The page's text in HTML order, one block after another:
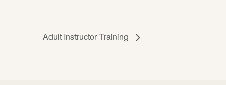
Adult Instructor Training